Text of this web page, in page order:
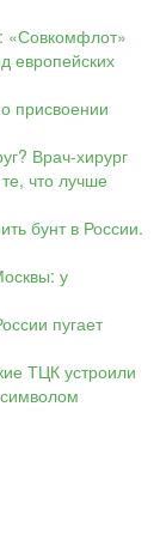
«Совкомфлот»
европейских
присвоении
Врач-хирург
что лучше
бунт в России.
у
пугает
ТЦК устроили